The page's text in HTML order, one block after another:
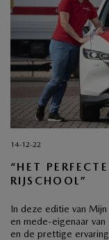
14-12-22
“HET
RIJSCHOOL”
In deze editie van
en mede-eigenaar
en de prettige